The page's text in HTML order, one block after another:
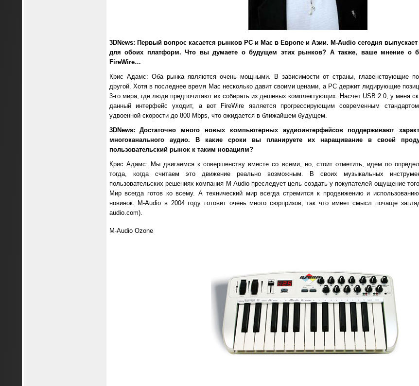
3DNews: Первый вопрос касается рынков РС и Mac в Европе и Азии. M-Audio сегодня
для обоих платформ. Что вы думаете о будущем этих рынков? А также, ваше мнение о
FireWire…
Крис Адамс: Оба рынка являются очень мощными. В зависимости от страны, главенствующие
другой. Хотя в последнее время Mac несколько давит своими ценами, а РС держит лидирующие
3-го мира, где люди предпочитают их собирать из дешевых комплектующих. Насчет USB 2.0, у меня
данный интерфейс уходит, а вот FireWire является прогрессирующим современным
удвоенной скорости до 800 Mbps, что ожидается в ближайшем будущем.
3DNews: Достаточно много новых компьютерных аудиоинтерфейсов поддерживают
многоканального аудио. В какие сроки вы планируете их наращивание в своей
пользовательский рынок к таким новациям?
Крис Адамс: Мы двигаемся к совершенству вместе со всеми, но, стоит отметить, идем по
тогда, когда считаем это движение реально возможным. В своих музыкальных
пользовательских решениях компания M-Audio преследует цель создать у покупателей ощущение
Мир всегда готов ко всему. А технический мир всегда стремится к продвижению и использованию
новинок. M-Audio в 2004 году готовит очень много сюрпризов, так что имеет смысл почаще
audio.com).
M-Audio Ozone